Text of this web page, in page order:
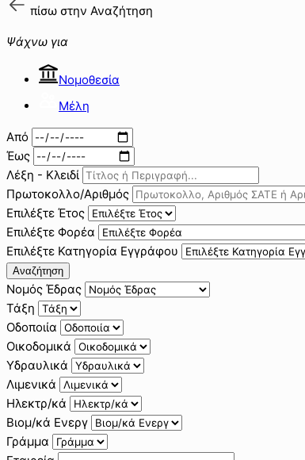
πίσω στην Αναζήτηση
Ψάχνω για
Νομοθεσία
Μέλη
Από
Έως
Λέξη - Κλειδί
Πρωτοκολλο/Αριθμός
Επιλέξτε Έτος
Επιλέξτε Φορέα
Επιλέξτε Κατηγορία Εγγράφου
Αναζήτηση
Νομός Έδρας
Τάξη
Οδοποιία
Οικοδομικά
Υδραυλικά
Λιμενικά
Ηλεκτρ/κά
Βιομ/κά Ενεργ
Γράμμα